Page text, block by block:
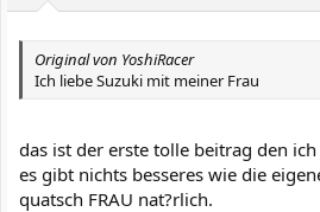
Original von YoshiRacer
Ich liebe Suzuki mit meiner Frau
das ist der erste tolle beitrag den ich
es gibt nichts besseres wie die
quatsch FRAU nat?rlich.